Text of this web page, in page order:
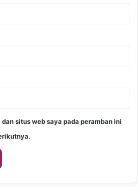
situs web saya pada peramban ini